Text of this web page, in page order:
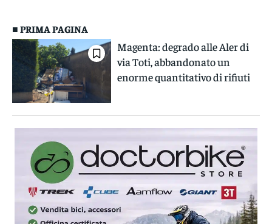
■ PRIMA PAGINA
Magenta: degrado alle Aler di
via Toti, abbandonato un
enorme quantitativo di rifiuti